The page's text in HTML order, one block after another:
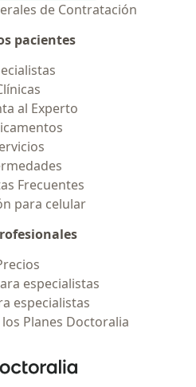
de Contratación
pacientes
al Experto
Frecuentes
para celular
especialistas
especialistas
Planes Doctoralia
Doctoralia - Página de inicio